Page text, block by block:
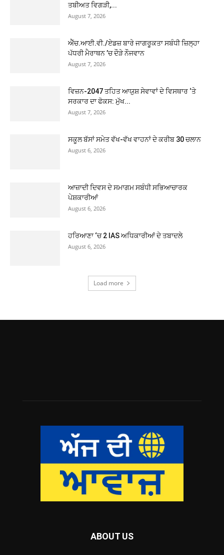
ਤਬੀਅਤ ਵਿਗੜੀ,...
August 7, 2026
ਐੱਚ.ਆਈ.ਵੀ./ਏਡਜ਼ ਬਾਰੇ ਜਾਗਰੂਕਤਾ ਸਬੰਧੀ ਜ਼ਿਲ੍ਹਾ
ਪੱਧਰੀ ਮੈਰਾਥਨ ’ਚ ਦੌੜੇ ਨੌਜਵਾਨ
August 7, 2026
ਵਿਜ਼ਨ-2047 ਤਹਿਤ ਆਯੁਸ਼ ਸੇਵਾਵਾਂ ਦੇ ਵਿਸਥਾਰ ‘ਤੇ
ਸਰਕਾਰ ਦਾ ਫੋਕਸ: ਮੁੱਖ...
August 7, 2026
ਸਕੂਲ ਬੱਸਾਂ ਸਮੇਤ ਵੱਖ-ਵੱਖ ਵਾਹਨਾਂ ਦੇ ਕਰੀਬ 30 ਚਲਾਨ
August 6, 2026
ਆਜ਼ਾਦੀ ਦਿਵਸ ਦੇ ਸਮਾਗਮ ਸਬੰਧੀ ਸਭਿਆਚਾਰਕ
ਪੇਸ਼ਕਾਰੀਆਂ
August 6, 2026
ਹਰਿਆਣਾ ‘ਚ 2 IAS ਅਧਿਕਾਰੀਆਂ ਦੇ ਤਬਾਦਲੇ
August 6, 2026
Load more
ABOUT US